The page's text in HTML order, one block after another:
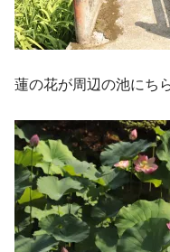
蓮の花が周辺の池にち